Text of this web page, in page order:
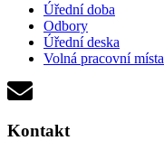
Úřední doba
Odbory
Úřední deska
Volná pracovní místa
Kontakt